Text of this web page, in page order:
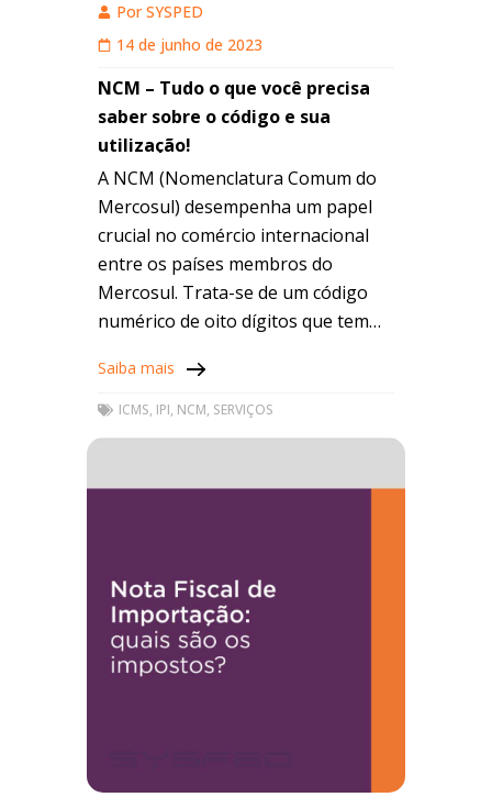
PorSYSPED
14 de junho de 2023
NCM – Tudo o que você precisa
saber sobre o código e sua
utilização!
A NCM (Nomenclatura Comum do
Mercosul) desempenha um papel
crucial no comércio internacional
entre os países membros do
Mercosul. Trata-se de um código
numérico de oito dígitos que tem
padronizada, cada produto
comercializado. A
Saiba mais
ICMS, IPI, NCM, SERVIÇOS